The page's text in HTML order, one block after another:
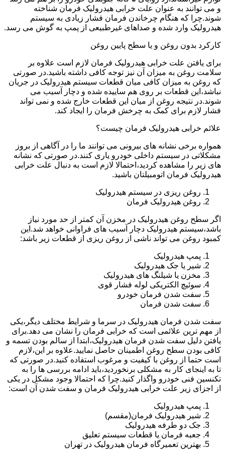
و می توانند به عنوان علت خرابی هیدرولیک فرمان شناخته
شوند.چرا که هنگام چرخاندن فرمان فشار زیادی به سیستم
هیدرولیک وارد شده و صداهای غیرطبیعی از پمپ به گوش می رسد.
کارکرد بدون روغن و یا سطح پایین روغن
برای یافتن علت خرابی هیدرولیک فرمان لازم است علاوه بر
سلامت روغن به میزان آن نیز توجه کافی داشته باشید.در صورتی
که روغن به میزان کافی میان قطعات سیستم هیدرولیک در جریان
نباشد،این قطعات بر روی هم ساییده شده و دچار آسیب می
شوند.در نتیجه روغن از میان این قطعات خارج شده و نمی تواند
فشار لازم برای کمک به چرخش فرمان را ایجاد کند.
علائم خرابی هیدرولیک فرمان چیست؟
همواره برخی نشانه های بیرونی می توانند ما را در آگاهی از بروز
مشکلاتی در سیستم داخلی خودرو یاری کنند.در صورتی که نشانه
های زیر را مشاهده کردید،احتمالا لازم است به دنبال علت خرابی
هیدرولیک فرمان اتومبیلتان باشید.
روغن ریزی در سیستم هیدرولیک
روغن هیدرولیک فرمان
اگر سطح روغن هیدرولیک در مخزن آن کمتر از حد مورد نیاز
باشد،سیستم هیدرولیک دچار آسیب های فراوانی خواهد شد.این
کمبود روغن می تواند ناشی از روغن ریزی از قطعات زیر باشد:
پمپ هیدرولیک
شیر یا جک هیدرولیک
مخزن یا شیلنگ های هیدرولیک
سوئیچ الکتریکی لوله فشار قوی
سفت شدن فرمان خودرو
سفت شدن فرمان
سفت شدن فرمان هیدرولیک در سرما و شرایط مختلف دیگر،یکی
از مهم ترین علائمی است که خرابی فرمان را نشان می دهد.برای
یافتن دلیل سفت شدن فرمان هیدرولیک،ابتدا از سالم بودن تسمه و
کافی بودن سطح روغن اطمینان حاصل نمایید.علاوه بر این،لازم
است حتما از روغن با کیفیت و مرغوب استفاده کنید.در صورتی که
تا به اینجای کار به مشکلی برنخوردید،باید ادامه بررسی ها را به
تکنسین فنی خودرو واگذار کنید.چرا که احتمالا وجود مشکل در یکی
از اجزای زیر علت خرابی هیدرولیک فرمان و سفت شدن آن است:
پمپ هیدرولیک
شیر هیدرولیک فرمان(مقسم)
جک دو طرفه هیدرولیک
جعبه فرمان یا قطعات سیستم تعلیق
بهترین تعمیرگاه فرمان هیدرولیک در تهران